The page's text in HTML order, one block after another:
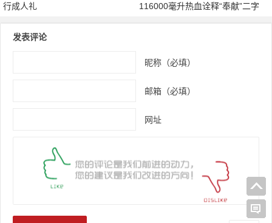
行成人礼
116000毫升热血诠释“奉献”二字
发表评论
昵称（必填）
邮箱（必填）
网址